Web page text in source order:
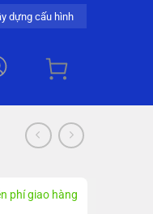
dựng cấu hình
phí giao hàng